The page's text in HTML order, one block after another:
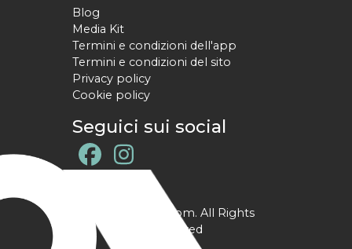
Blog
Media Kit
Termini e condizioni dell'app
Termini e condizioni del sito
Privacy policy
Cookie policy
Seguici sui social
@ YPtrainer.com. All Rights
Reserved